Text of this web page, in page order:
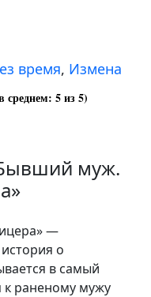
время, Измена
среднем: 5из 5)
муж.
—
о
в самый
к раненому мужу